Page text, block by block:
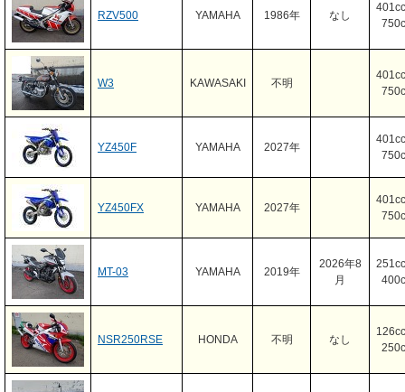
RZV500 YAMAHA 1986年 なし
W3 KAWASAKI 不明
YZ450F YAMAHA 2027年
YZ450FX YAMAHA 2027年
MT-03 YAMAHA 2019年
2026年8
月
NSR250RSE HONDA 不明 なし